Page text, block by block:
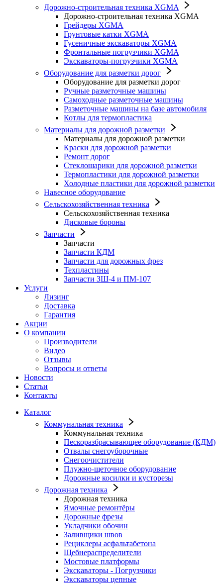
Дорожно-строительная техника XGMA
Дорожно-строительная техника XGMA
Грейдеры XGMA
Грунтовые катки XGMA
Гусеничные экскаваторы XGMA
Фронтальные погрузчики XGMA
Экскаваторы-погрузчики XGMA
Оборудование для разметки дорог
Оборудование для разметки дорог
Ручные разметочные машины
Самоходные разметочные машины
Разметочные машины на базе автомобиля
Котлы для термопластика
Материалы для дорожной разметки
Материалы для дорожной разметки
Краски для дорожной разметки
Ремонт дорог
Стеклошарики для дорожной разметки
Термопластики для дорожной разметки
Холодные пластики для дорожной разметки
Навесное оборудование
Сельскохозяйственная техника
Сельскохозяйственная техника
Дисковые бороны
Запчасти
Запчасти
Запчасти КДМ
Запчасти для дорожных фрез
Техпластины
Запчасти ЗШ-4 и ПМ-107
Услуги
Лизинг
Доставка
Гарантия
Акции
О компании
Производители
Видео
Отзывы
Вопросы и ответы
Новости
Статьи
Контакты
Каталог
Коммунальная техника
Коммунальная техника
Пескоразбрасывающее оборудование (КДМ)
Отвалы снегоуборочные
Снегоочистители
Плужно-щеточное оборудование
Дорожные косилки и кусторезы
Дорожная техника
Дорожная техника
Ямочные ремонтёры
Дорожные фрезы
Укладчики обочин
Заливщики швов
Рециклеры асфальтабетона
Щебнераспределители
Мостовые платформы
Экскаваторы - Погрузчики
Экскаваторы цепные